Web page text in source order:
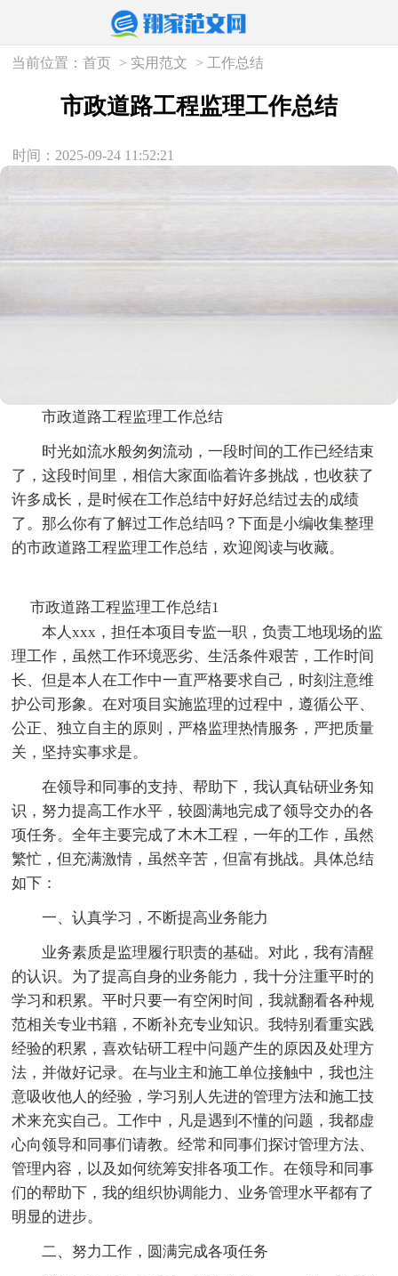
当前位置：首页 > 实用范文 > 工作总结
市政道路工程监理工作总结
时间：2025-09-24 11:52:21
市政道路工程监理工作总结
时光如流水般匆匆流动，一段时间的工作已经结束
了，这段时间里，相信大家面临着许多挑战，也收获了
许多成长，是时候在工作总结中好好总结过去的成绩
了。那么你有了解过工作总结吗？下面是小编收集整理
的市政道路工程监理工作总结，欢迎阅读与收藏。
市政道路工程监理工作总结1
本人xxx，担任本项目专监一职，负责工地现场的监
理工作，虽然工作环境恶劣、生活条件艰苦，工作时间
长、但是本人在工作中一直严格要求自己，时刻注意维
护公司形象。在对项目实施监理的过程中，遵循公平、
公正、独立自主的原则，严格监理热情服务，严把质量
关，坚持实事求是。
在领导和同事的支持、帮助下，我认真钻研业务知
识，努力提高工作水平，较圆满地完成了领导交办的各
项任务。全年主要完成了木木工程，一年的工作，虽然
繁忙，但充满激情，虽然辛苦，但富有挑战。具体总结
如下：
一、认真学习，不断提高业务能力
业务素质是监理履行职责的基础。对此，我有清醒
的认识。为了提高自身的业务能力，我十分注重平时的
学习和积累。平时只要一有空闲时间，我就翻看各种规
范相关专业书籍，不断补充专业知识。我特别看重实践
经验的积累，喜欢钻研工程中问题产生的原因及处理方
法，并做好记录。在与业主和施工单位接触中，我也注
意吸收他人的经验，学习别人先进的管理方法和施工技
术来充实自己。工作中，凡是遇到不懂的问题，我都虚
心向领导和同事们请教。经常和同事们探讨管理方法、
管理内容，以及如何统筹安排各项工作。在领导和同事
们的帮助下，我的组织协调能力、业务管理水平都有了
明显的进步。
二、努力工作，圆满完成各项任务